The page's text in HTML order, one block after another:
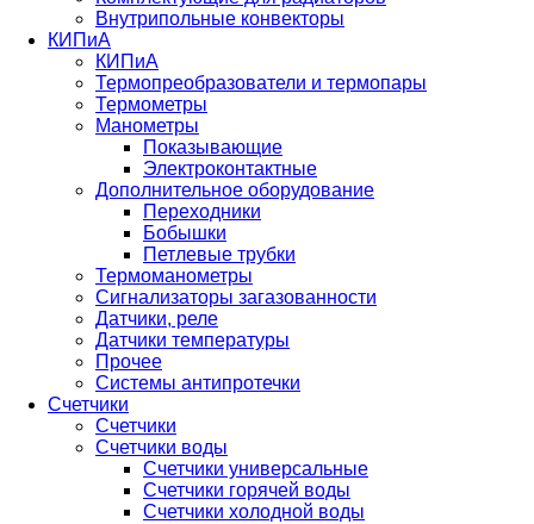
Внутрипольные конвекторы
КИПиА
КИПиА
Термопреобразователи и термопары
Термометры
Манометры
Показывающие
Электроконтактные
Дополнительное оборудование
Переходники
Бобышки
Петлевые трубки
Термоманометры
Сигнализаторы загазованности
Датчики, реле
Датчики температуры
Прочее
Системы антипротечки
Счетчики
Счетчики
Счетчики воды
Счетчики универсальные
Счетчики горячей воды
Счетчики холодной воды